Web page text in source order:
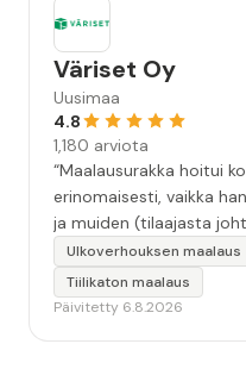
Väriset Oy
Uusimaa
4.8
1,180 arviota
“Maalausurakka hoitui
erinomaisesti, vaikka
ja muiden (tilaajasta
keskeyttämään n. 3
hyvä, yhteydenpito
huolellisesti.
Ulkoverhouksen maalaus
Tiilikaton maalaus
Päivitetty 6.8.2026